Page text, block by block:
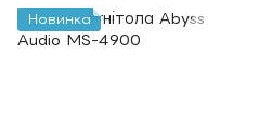
Новинка